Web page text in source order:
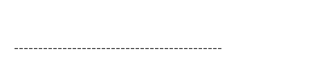
-------------------------------------------